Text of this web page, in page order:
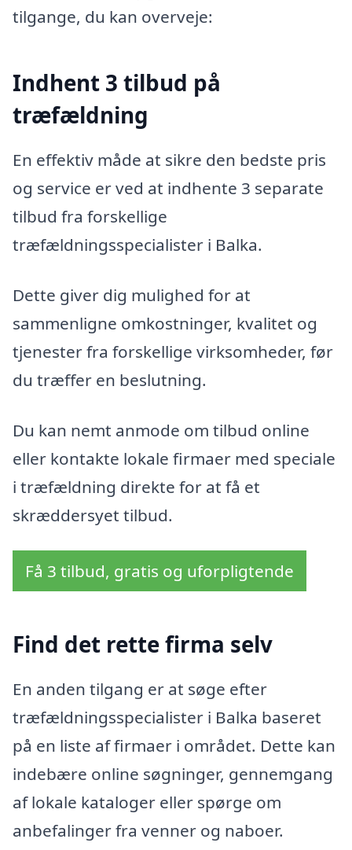
tilgange, du kan overveje:
Indhent 3 tilbud på
træfældning
En effektiv måde at sikre den bedste pris
og service er ved at indhente 3 separate
tilbud fra forskellige
træfældningsspecialister i Balka.
Dette giver dig mulighed for at
sammenligne omkostninger, kvalitet og
tjenester fra forskellige virksomheder, før
du træffer en beslutning.
Du kan nemt anmode om tilbud online
eller kontakte lokale firmaer med speciale
i træfældning direkte for at få et
skræddersyet tilbud.
Få 3 tilbud, gratis og uforpligtende
Find det rette firma selv
En anden tilgang er at søge efter
træfældningsspecialister i Balka baseret
på en liste af firmaer i området. Dette kan
indebære online søgninger, gennemgang
af lokale kataloger eller spørge om
anbefalinger fra venner og naboer.